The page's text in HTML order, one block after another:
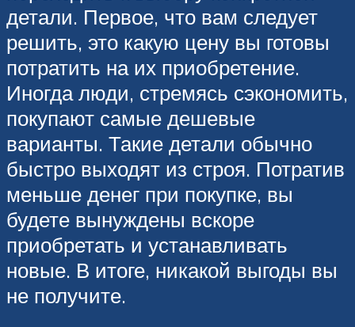
детали. Первое, что вам следует
решить, это какую цену вы готовы
потратить на их приобретение.
Иногда люди, стремясь сэкономить,
покупают самые дешевые
варианты. Такие детали обычно
быстро выходят из строя. Потратив
меньше денег при покупке, вы
будете вынуждены вскоре
приобретать и устанавливать
новые. В итоге, никакой выгоды вы
не получите.